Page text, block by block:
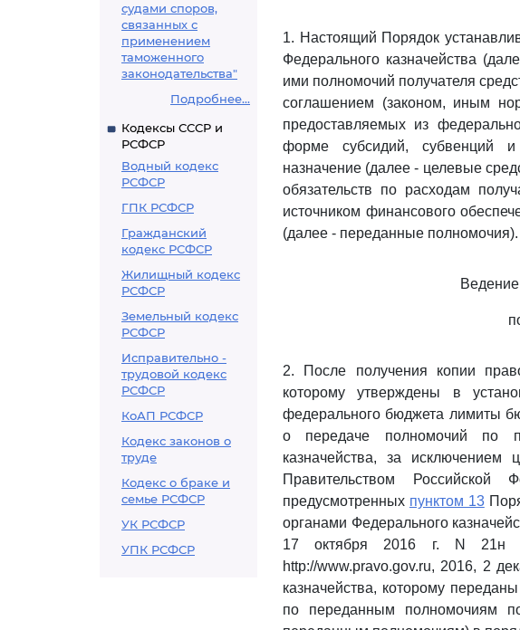
судами споров,
связанных с
применением
таможенного
законодательства"
Подробнее...
Кодексы СССР и
РСФСР
Водный кодекс
РСФСР
ГПК РСФСР
Гражданский
кодекс РСФСР
Жилищный кодекс
РСФСР
Земельный кодекс
РСФСР
Исправительно -
трудовой кодекс
РСФСР
КоАП РСФСР
Кодекс законов о
труде
Кодекс о браке и
семье РСФСР
УК РСФСР
УПК РСФСР
1. Настоящий Порядок
Федерального казначейства
ими полномочий получателя
соглашением (законом, иным
предоставляемых из
форме субсидий, субвенций
назначение (далее - целевые
обязательств по расходам
источником финансового
(далее - переданные полномочия).
2. После получения копии
которому утверждены в
федерального бюджета лимиты
о передаче полномочий по
казначейства, за исключением
Правительством
предусмотренных пунктом 13
органами Федерального
17 октября 2016 г. N 21н
http://www.pravo.gov.ru, 2016, 2
казначейства, которому
по переданным полномочиям